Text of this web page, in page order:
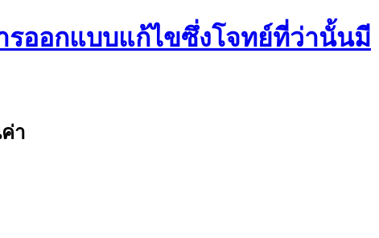
ออกแบบแก้ไขซึ่งโจทย์ที่ว่านั้นมี
า